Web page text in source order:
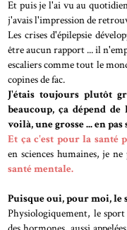
Et puis je l'ai vu au
j'avais l'impression de
Les crises d'épilepsie
être aucun rapport ... il
escaliers comme tout le
copines de fac.
J'étais toujours plutôt
beaucoup, ça dépend
voilà, une grosse ... en
Et ça c'est pour la santé
en sciences humaines, je
santé mentale.
Puisque oui, pour moi, le
Physiologiquement, le